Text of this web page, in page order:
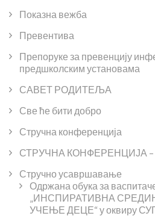
Показна вежба
Превентива
Препоруке за превенцију
предшколским установама
САВЕТ РОДИТЕЉА
Све ће бити добро
Стручна конференција
СТРУЧНА КОНФЕРЕНЦИЈА
Стручно усавршавање
Одржана обука за
„ИНСПИРАТИВНА
УЧЕЊЕ ДЕЦЕ“ у оквиру